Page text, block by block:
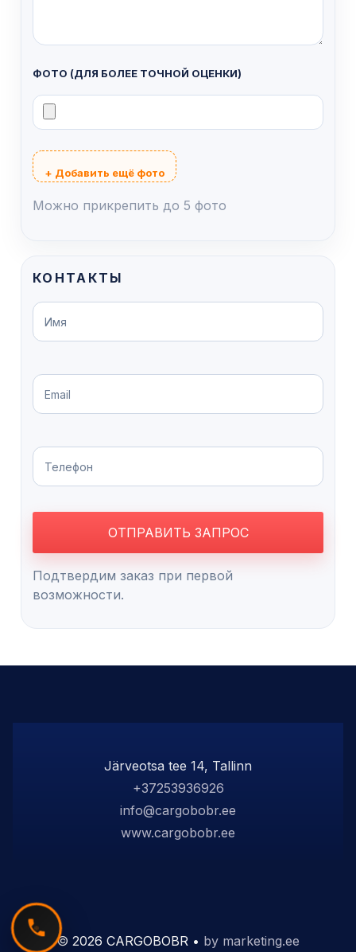
ФОТО (ДЛЯ БОЛЕЕ ТОЧНОЙ ОЦЕНКИ)
+ Добавить ещё фото
Можно прикрепить до 5 фото
КОНТАКТЫ
Подтвердим заказ при первой
возможности.
Järveotsa tee 14, Tallinn
+37253936926
info@cargobobr.ee
www.cargobobr.ee
© 2026 CARGOBOBR • by marketing.ee